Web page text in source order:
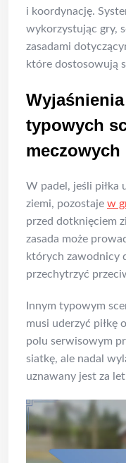
i koordynację.
wykorzystując gry,
zasadami
które dostosowują
typowych
meczowych
W padel, jeśli piłka
ziemi, pozostaje w
przed dotknięciem
zasada może
których zawodnicy
przechytrzyć
Innym typowym
musi uderzyć piłkę
polu serwisowym
siatkę, ale nadal
uznawany jest za